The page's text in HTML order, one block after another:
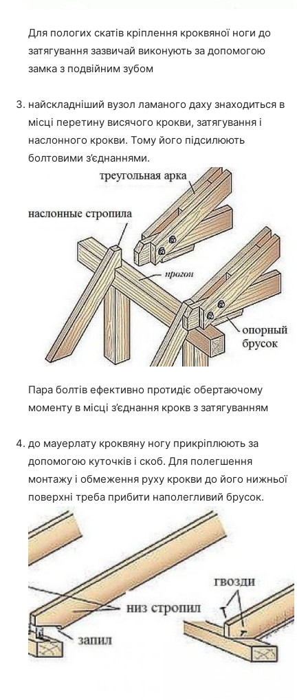
Для пологих скатів кріплення кроквяної ноги до
затягування зазвичай виконують за допомогою
замка з подвійним зубом
найскладніший вузол ламаного даху знаходиться в
місці перетину висячого крокви, затягування і
наслонного крокви. Тому його підсилюють
болтовими з’єднаннями.
Пара болтів ефективно протидіє обертаючому
моменту в місці з’єднання крокв з затягуванням
до мауерлату кроквяну ногу прикріплюють за
допомогою куточків і скоб. Для полегшення
монтажу і обмеження руху крокви до його нижньої
поверхні треба прибити наполегливий брусок.